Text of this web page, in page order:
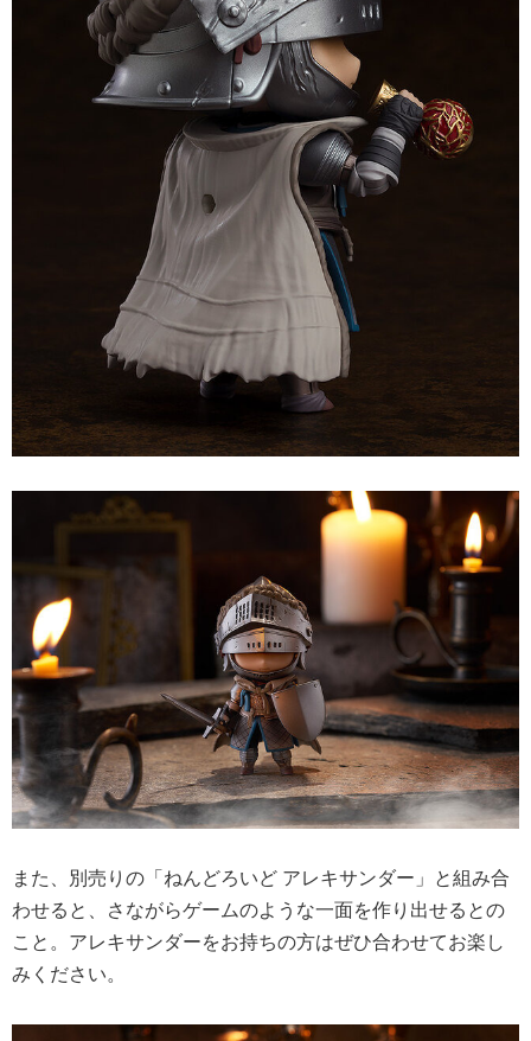
また、別売りの「ねんどろいど アレキサンダー」と組み合
わせると、さながらゲームのような一面を作り出せるとの
こと。アレキサンダーをお持ちの方はぜひ合わせてお楽し
みください。